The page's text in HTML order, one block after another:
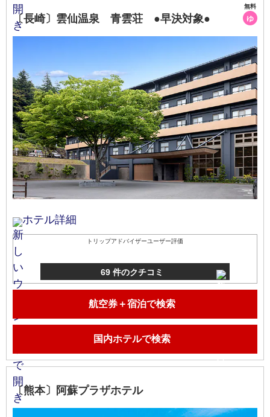
〔長崎〕雲仙温泉 青雲荘 ●早決対象●
無料
ゆ
ホテル詳細
トリップアドバイザーユーザー評価
69 件のクチコミ
航空券＋宿泊で検索
国内ホテルで検索
〔熊本〕阿蘇プラザホテル